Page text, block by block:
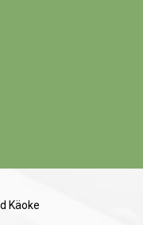
Käoke